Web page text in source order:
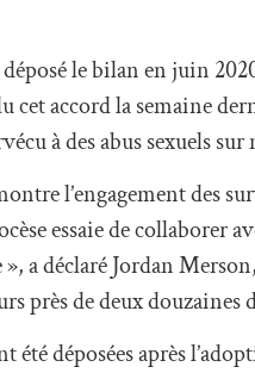
le bilan en juin
cet accord la semaine
à des abus sexuels
l’engagement des
essaie de collaborer
a déclaré Jordan
près de deux douzaines
été déposées après